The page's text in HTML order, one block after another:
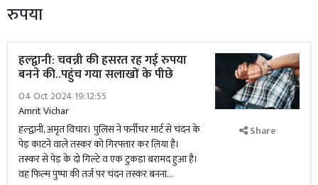
रुपया
हल्द्वानी: चवन्नी की हसरत रह गई रुपया
बनने की..पहुंच गया सलाखों के पीछे
04 Oct 2024 19:12:55
Amrit Vichar
हल्द्वानी, अमृत विचार। पुलिस ने फर्नीचर मार्ट से चंदन के
पेड़ काटने वाले तस्कर को गिरफ्तार कर लिया है।
तस्कर से पेड़ के दो गिल्टे व एक टुकड़ा बरामद हुआ है।
वह फिल्म पुष्पा की तर्ज पर चंदन तस्कर बनना...
Share